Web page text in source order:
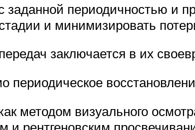
заданной периодичностью и
и минимизировать
заключается в их
периодическое
методом визуального
и рентгеновским